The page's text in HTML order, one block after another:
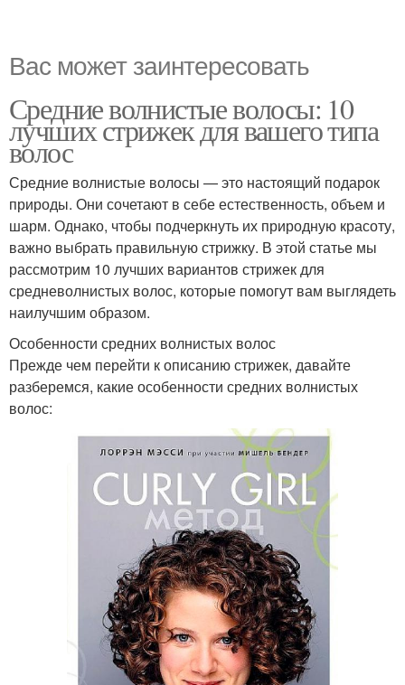
Вас может заинтересовать
Средние волнистые волосы: 10
лучших стрижек для вашего типа
волос
Средние волнистые волосы — это настоящий подарок
природы. Они сочетают в себе естественность, объем и
шарм. Однако, чтобы подчеркнуть их природную красоту,
важно выбрать правильную стрижку. В этой статье мы
рассмотрим 10 лучших вариантов стрижек для
средневолнистых волос, которые помогут вам выглядеть
наилучшим образом.
Особенности средних волнистых волос
Прежде чем перейти к описанию стрижек, давайте
разберемся, какие особенности средних волнистых
волос: